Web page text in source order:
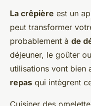
La crêpière est un
peut transformer
probablement à de
déjeuner, le goûter
utilisations vont bien
repas qui intègrent